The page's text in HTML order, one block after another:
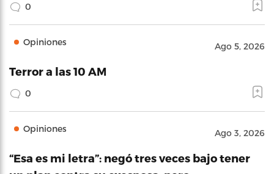
0
Opiniones Ago 5, 2026
Terror a las 10 AM
0
Opiniones Ago 3, 2026
“Esa es mi letra”: negó tres veces bajo tener